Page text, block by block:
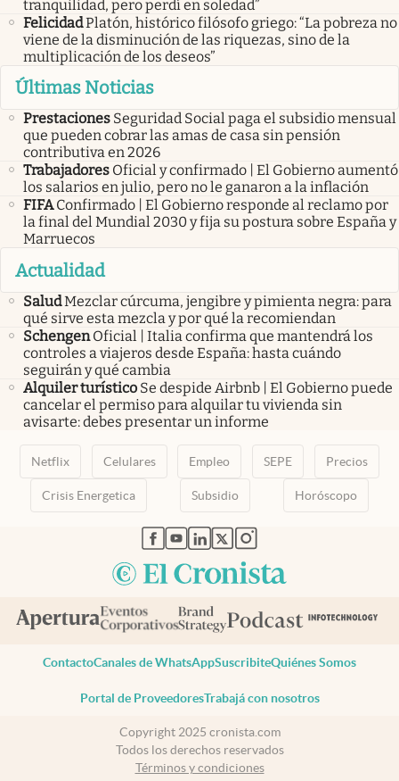
tranquilidad, pero perdí en soledad”
FelicidadPlatón, histórico filósofo griego: “La pobreza no
viene de la disminución de las riquezas, sino de la
multiplicación de los deseos”
Últimas Noticias
Prestaciones Seguridad Social paga el subsidio mensual
que pueden cobrar las amas de casa sin pensión
contributiva en 2026
Trabajadores Oficial y confirmado | El Gobierno aumentó
los salarios en julio, pero no le ganaron a la inflación
FIFA Confirmado | El Gobierno responde al reclamo por
la final del Mundial 2030 y fija su postura sobre España y
Marruecos
Actualidad
SaludMezclar cúrcuma, jengibre y pimienta negra: para
qué sirve esta mezcla y por qué la recomiendan
Schengen Oficial | Italia confirma que mantendrá los
controles a viajeros desde España: hasta cuándo
seguirán y qué cambia
Alquiler turístico Se despide Airbnb | El Gobierno puede
cancelar el permiso para alquilar tu vivienda sin
avisarte: debes presentar un informe
Netflix Celulares Empleo SEPE Precios
Crisis Energetica Subsidio Horóscopo
abre en nueva pestaña
abre en nueva pestaña
abre en nueva pestaña
abre en nueva pestaña
abre en nueva pestaña
ContactoCanales de WhatsAppSuscribiteQuiénes Somos
Portal de ProveedoresTrabajá con nosotros
Copyright 2025 cronista.com
Todos los derechos reservados
Términos y condiciones